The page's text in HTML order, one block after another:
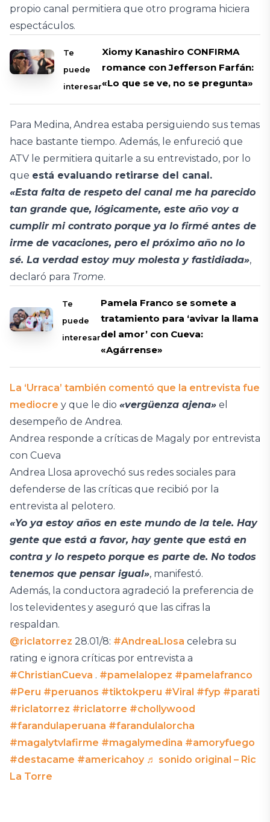
propio canal permitiera que otro programa hiciera
espectáculos.
Te
puede
interesar
Xiomy Kanashiro CONFIRMA
romance con Jefferson Farfán:
«Lo que se ve, no se pregunta»
Para Medina, Andrea estaba persiguiendo sus temas
hace bastante tiempo. Además, le enfureció que
ATV le permitiera quitarle a su entrevistado, por lo
que está evaluando retirarse del canal.
«Esta falta de respeto del canal me ha parecido
tan grande que, lógicamente, este año voy a
cumplir mi contrato porque ya lo firmé antes de
irme de vacaciones, pero el próximo año no lo
sé. La verdad estoy muy molesta y fastidiada»,
declaró para Trome.
Te
puede
interesar
Pamela Franco se somete a
tratamiento para ‘avivar la llama
del amor’ con Cueva:
«Agárrense»
La ‘Urraca’ también comentó que la entrevista fue
mediocre y que le dio «vergüenza ajena» el
desempeño de Andrea.
Andrea responde a críticas de Magaly por entrevista
con Cueva
Andrea Llosa aprovechó sus redes sociales para
defenderse de las críticas que recibió por la
entrevista al pelotero.
«Yo ya estoy años en este mundo de la tele. Hay
gente que está a favor, hay gente que está en
contra y lo respeto porque es parte de. No todos
tenemos que pensar igual», manifestó.
Además, la conductora agradeció la preferencia de
los televidentes y aseguró que las cifras la
respaldan.
@riclatorrez 28.01/8: #AndreaLlosa celebra su
rating e ignora críticas por entrevista a
#ChristianCueva . #pamelalopez #pamelafranco
#Peru #peruanos #tiktokperu #Viral #fyp #parati
#riclatorrez #riclatorre #chollywood
#farandulaperuana #farandulalorcha
#magalytvlafirme #magalymedina #amoryfuego
#destacame #americahoy ♬ sonido original – Ric
La Torre